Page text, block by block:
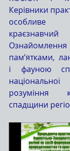
Керівники
особливе
пам’ятками,
і фауною
розуміння
спадщини